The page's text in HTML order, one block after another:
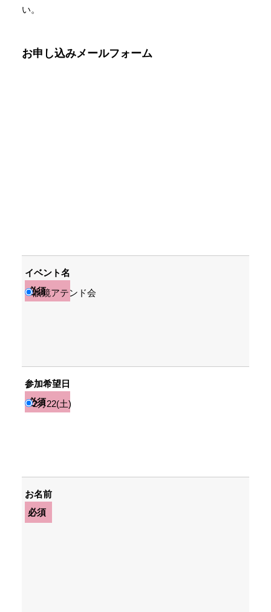
い。
お申し込みメールフォーム
イベント名
必須
眼鏡アテンド会
参加希望日
必須
2月22(土)
お名前
必須